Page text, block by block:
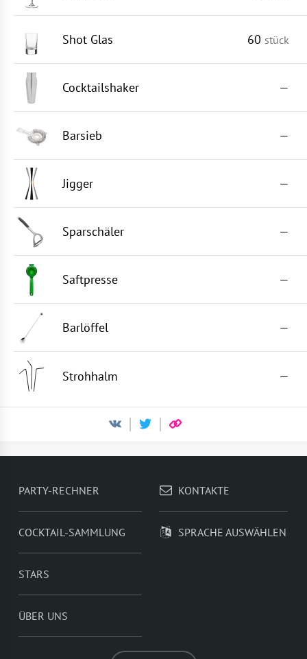
Shot Glas 60 stück
Cocktailshaker —
Barsieb —
Jigger —
Sparschäler —
Saftpresse —
Barlöffel —
Strohhalm —
PARTY-RECHNER
COCKTAIL-SAMMLUNG
STARS
ÜBER UNS
KONTAKTE
SPRACHE AUSWÄHLEN